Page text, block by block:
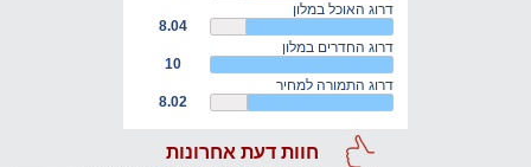
דרוג האוכל במלון
8.04
דרוג החדרים במלון
10
דרוג התמורה למחיר
8.02
חוות דעת אחרונות